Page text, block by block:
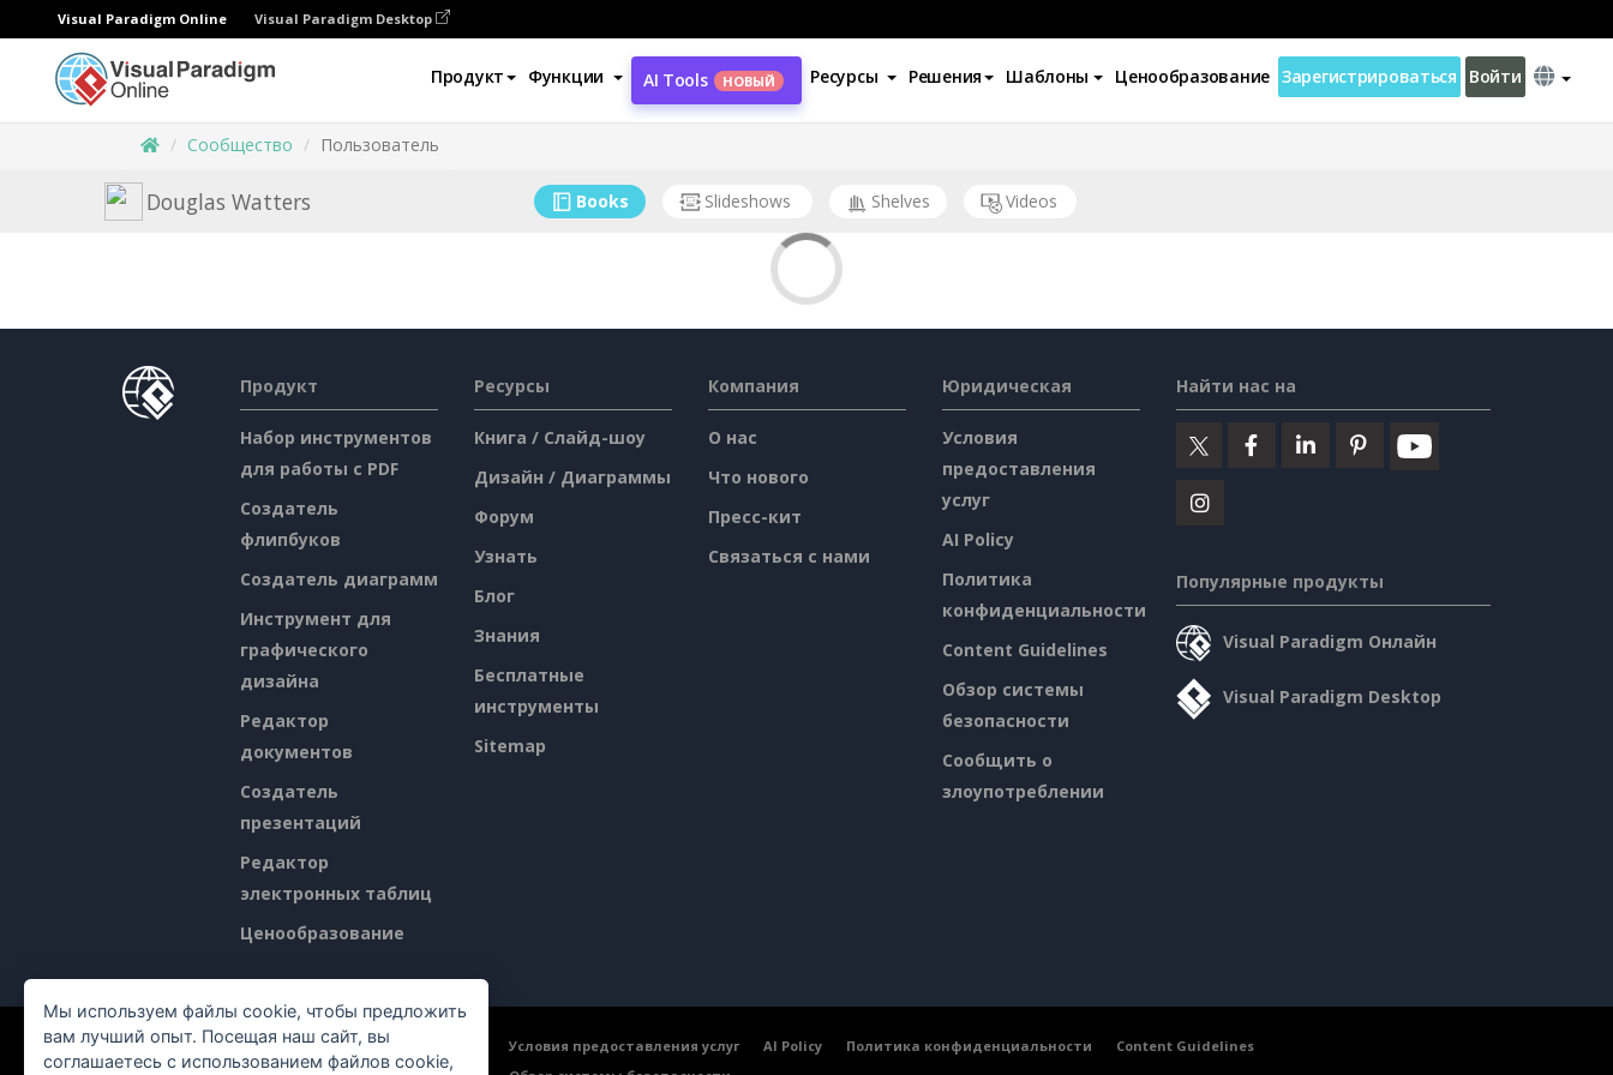
Visual Paradigm Online Visual Paradigm Desktop
Продукт Функции AI Tools НОВЫЙ Ресурсы Решения Шаблоны Ценообразование Зарегистрироваться Войти
Сообщество Пользователь
Douglas Watters Books Slideshows Shelves Videos
Продукт
Набор инструментов
для работы с PDF
Создатель
флипбуков
Создатель диаграмм
Инструмент для
графического
дизайна
Редактор
документов
Создатель
презентаций
Редактор
электронных таблиц
Ценообразование
Ресурсы
Книга / Слайд-шоу
Дизайн / Диаграммы
Форум
Узнать
Блог
Знания
Бесплатные
инструменты
Sitemap
Компания
О нас
Что нового
Пресс-кит
Связаться с нами
Юридическая
Условия
предоставления
услуг
AI Policy
Политика
конфиденциальности
Content Guidelines
Обзор системы
безопасности
Сообщить о
злоупотреблении
Найти нас на
Популярные продукты
Visual Paradigm Онлайн
Visual Paradigm Desktop
©2026 by Visual Paradigm. Все права защищены. Условия предоставления услуг AI Policy Политика конфиденциальности
Content Guidelines
Мы используем файлы cookie, чтобы предложить
вам лучший опыт. Посещая наш сайт, вы
соглашаетесь с использованием файлов cookie,